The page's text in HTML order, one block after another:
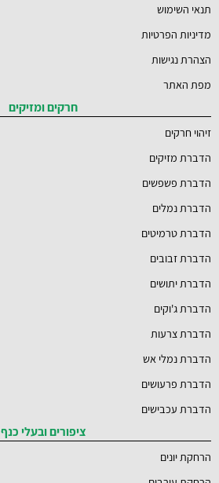
תנאי השימוש
מדיניות הפרטיות
הצהרת נגישות
מפת האתר
חרקים ומזיקים
זיהוי חרקים
הדברת מזיקים
הדברת פשפשים
הדברת נמלים
הדברת טרמיטים
הדברת זבובים
הדברת יתושים
הדברת ג'וקים
הדברת צרעות
הדברת נמלי אש
הדברת פרעושים
הדברת עכבישים
ציפורים ובעלי כנף
הרחקת יונים